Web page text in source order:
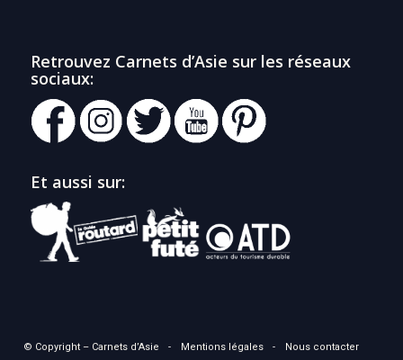
Retrouvez Carnets d’Asie sur les réseaux
sociaux:
Et aussi sur:
© Copyright – Carnets d’Asie Mentions légales Nous contacter